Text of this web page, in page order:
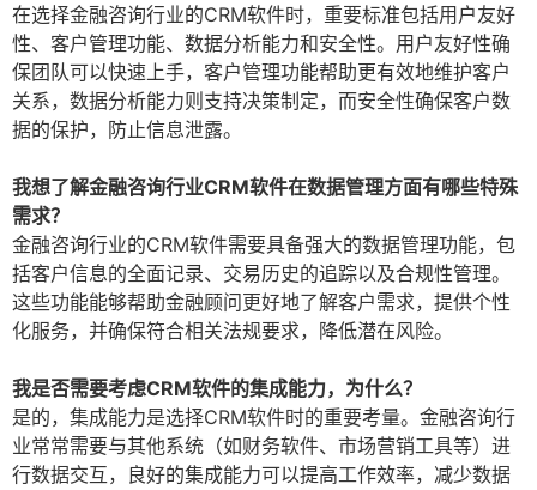
在选择金融咨询行业的CRM软件时，重要标准包括用户友好
性、客户管理功能、数据分析能力和安全性。用户友好性确
保团队可以快速上手，客户管理功能帮助更有效地维护客户
关系，数据分析能力则支持决策制定，而安全性确保客户数
据的保护，防止信息泄露。
我想了解金融咨询行业CRM软件在数据管理方面有哪些特殊
需求？
金融咨询行业的CRM软件需要具备强大的数据管理功能，包
括客户信息的全面记录、交易历史的追踪以及合规性管理。
这些功能能够帮助金融顾问更好地了解客户需求，提供个性
化服务，并确保符合相关法规要求，降低潜在风险。
我是否需要考虑CRM软件的集成能力，为什么？
是的，集成能力是选择CRM软件时的重要考量。金融咨询行
业常常需要与其他系统（如财务软件、市场营销工具等）进
行数据交互，良好的集成能力可以提高工作效率，减少数据